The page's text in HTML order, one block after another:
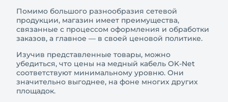
Помимо большого разнообразия сетевой
продукции, магазин имеет преимущества,
связанные с процессом оформления и обработки
заказов, а главное — в своей ценовой политике.
Изучив представленные товары, можно
убедиться, что цены на медный кабель OK-Net
соответствуют минимальному уровню. Они
значительно выгоднее, на фоне многих других
площадок.